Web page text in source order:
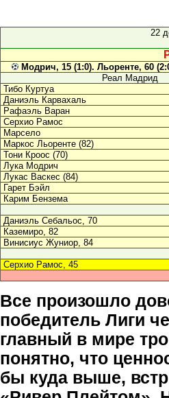
22
Модрич, 15 (1:0). Льоренте, 60
Реал Мадрид
Тибо Куртуа
Даниэль Карвахаль
Рафаэль Варан
Серхио Рамос
Марсело
Маркос Льоренте (82)
Тони Кроос (70)
Лука Модрич
Лукас Васкес (84)
Гарет Бэйл
Карим Бензема
Даниэль Себальос, 70
Каземиро, 82
Винисиус Жуниор, 84
Серхио Рамос, 45
Все произошло
победитель Лиги
главный в мире
понятно, что
бы куда выше,